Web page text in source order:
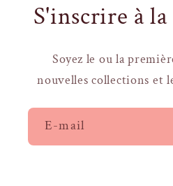
S'inscrire à
Soyez le ou la
nouvelles collections et
E-mail